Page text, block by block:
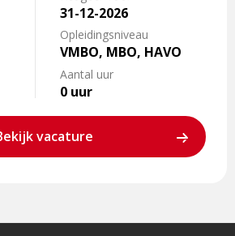
31-12-2026
Opleidingsniveau
VMBO, MBO, HAVO
Aantal uur
0 uur
vacature